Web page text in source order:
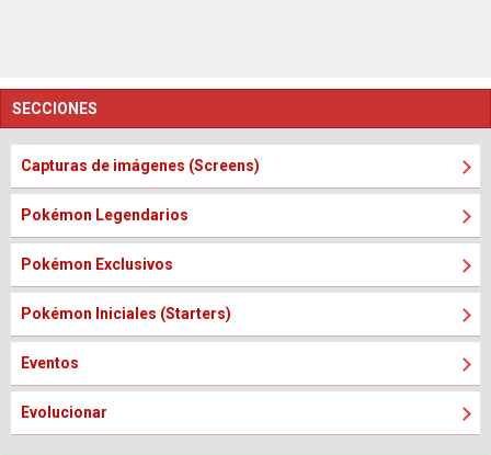
SECCIONES
Capturas de imágenes (Screens)
Pokémon Legendarios
Pokémon Exclusivos
Pokémon Iniciales (Starters)
Eventos
Evolucionar